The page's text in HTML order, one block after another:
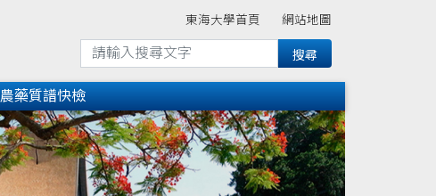
東海大學首頁 網站地圖
農藥質譜快檢